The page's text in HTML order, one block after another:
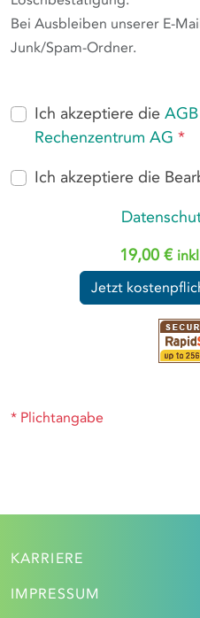
Bei Ausbleiben unserer E-
Junk/Spam-Ordner.
Ich akzeptiere die
Rechenzentrum AG *
Ich akzeptiere die
19,00 €
Jetzt
* Plichtangabe
KARRIERE
IMPRESSUM